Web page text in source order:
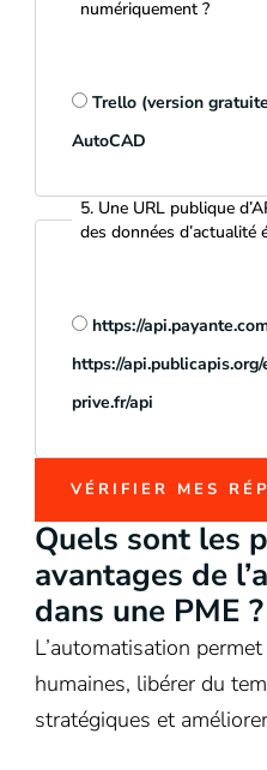
numériquement ?
Trello (version
AutoCAD
5. Une URL publique
des données d’actualité
https://
https://
prive.fr/api
VÉRIFIER MES
Quels sont les
avantages de
dans une PME ?
L’automatisation
humaines, libérer du
stratégiques et